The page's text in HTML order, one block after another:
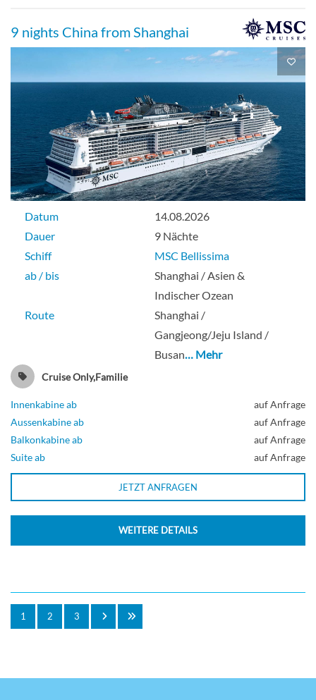
9 nights China from Shanghai
Datum
14.08.2026
Dauer
9 Nächte
Schiff
MSC Bellissima
ab / bis
Shanghai / Asien &
Indischer Ozean
Route
Shanghai /
Gangjeong/Jeju Island /
Busan… Mehr
Cruise Only,Familie
Innenkabine ab
auf Anfrage
Aussenkabine ab
auf Anfrage
Balkonkabine ab
auf Anfrage
Suite ab
auf Anfrage
JETZT ANFRAGEN
WEITERE DETAILS
1 2 3